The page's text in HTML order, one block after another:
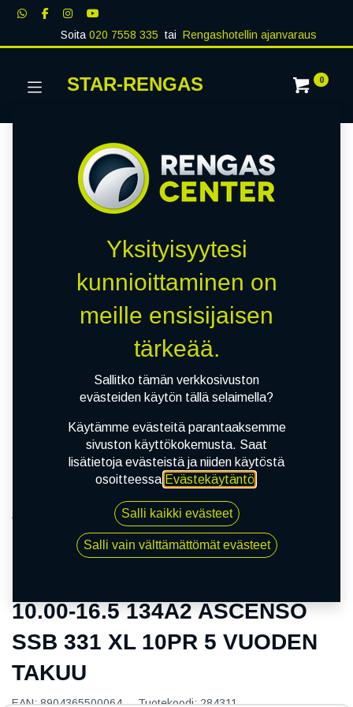
Soita020 7558 335 tai Rengashotellin ajanvaraus
STAR-RENGAS 0
10.00-16.5 134A2 ASCENSO SSB 331 XL 10PR 5
VUODEN TAKUU
10.00-16.5 134A2 ASCENSO
SSB 331 XL 10PR 5 VUODEN
TAKUU
EAN:8904365500064 Tuotekoodi:284311
Yksityisyytesi
kunnioittaminen on
meille ensisijaisen
tärkeää.
Sallitko tämän verkkosivuston
evästeiden käytön tällä selaimella?
Käytämme evästeitä parantaaksemme
sivuston käyttökokemusta. Saat
lisätietoja evästeistä ja niiden käytöstä
osoitteessa Evästekäytäntö.
Salli kaikki evästeet
Salli vain välttämättömät evästeet